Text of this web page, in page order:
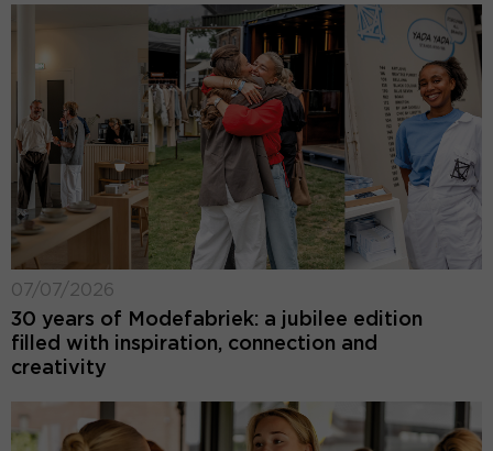
07/07/2026
30 years of Modefabriek: a jubilee edition
filled with inspiration, connection and
creativity